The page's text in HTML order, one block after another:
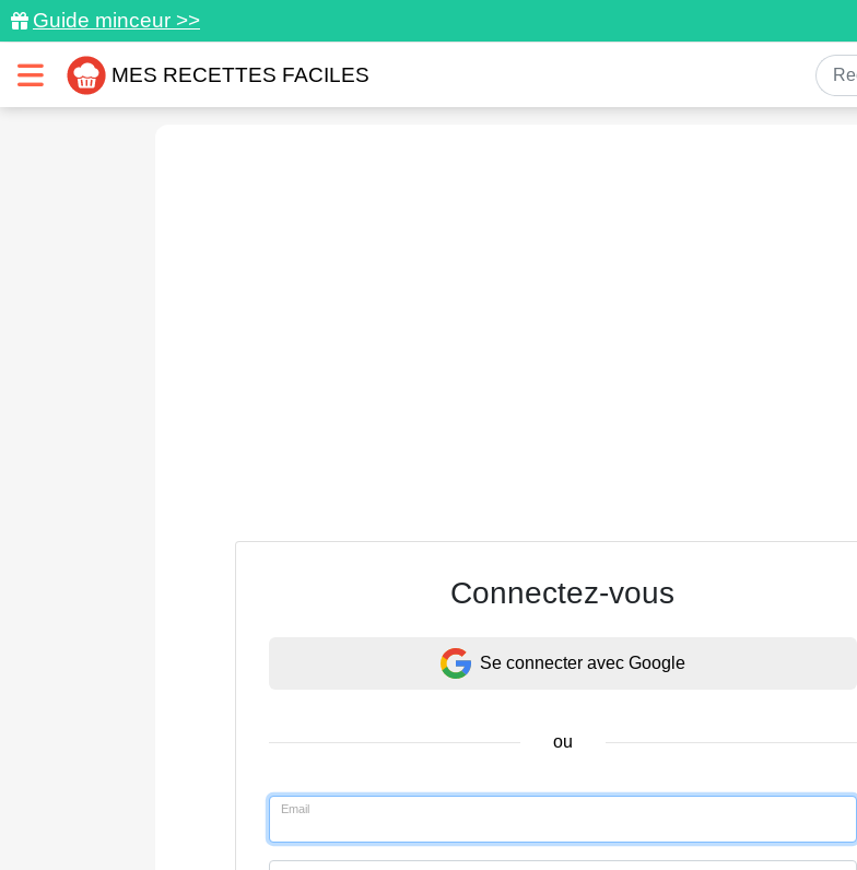
Guide minceur >>
MES RECETTES FACILES
Connectez-vous
Se connecter avec Google
ou
Email